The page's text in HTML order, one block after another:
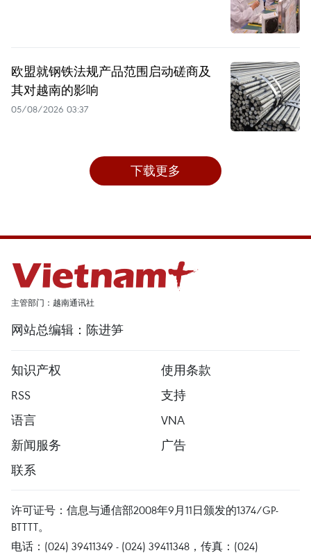
欧盟就钢铁法规产品范围启动磋商及
其对越南的影响
05/08/2026 03:37
下载更多
主管部门：越南通讯社
网站总编辑：陈进笋
知识产权
使用条款
RSS
支持
语言
VNA
新闻服务
广告
联系
许可证号：信息与通信部2008年9月11日颁发的1374/GP-
BTTTT。
电话：(024) 39411349 - (024) 39411348，传真：(024)